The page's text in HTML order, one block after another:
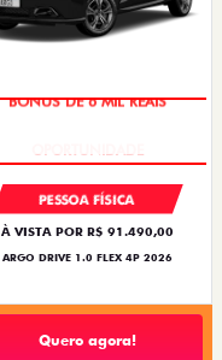
BÔNUS DE 6 MIL REAIS
PESSOA FÍSICA
À VISTA POR R$ 91.490,00
ARGO DRIVE 1.0 FLEX 4P 2026
Quero agora!